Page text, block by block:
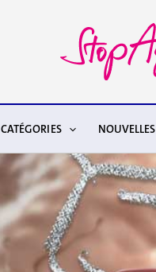
CATÉGORIES NOUVELLES